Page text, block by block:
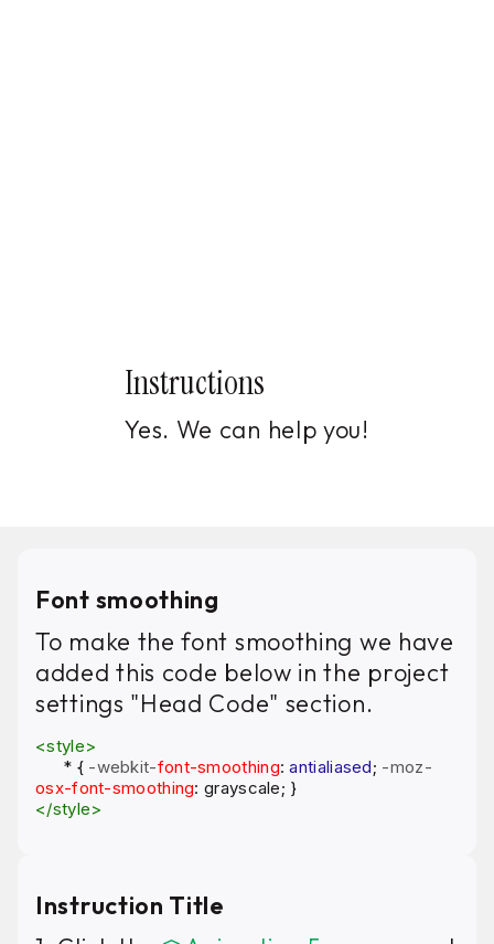
Instructions
Yes. We can help you!
Font smoothing
To make the font smoothing we have
added this code below in the project
settings "Head Code" section.
<style>
* { -webkit-font-smoothing:antialiased; -moz-
osx-font-smoothing: grayscale; }
</style>
Instruction Title